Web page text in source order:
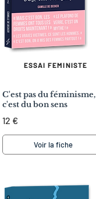
ESSAI FEMINISTE
C'est pas du féminisme,
c'est du bon sens
12 €
Voir la fiche